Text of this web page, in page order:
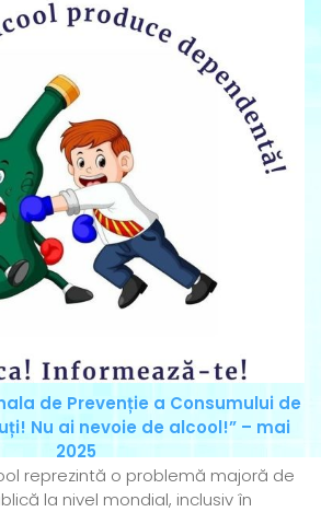
de Prevenție a Consumului de
Nu ai nevoie de alcool!” – mai
2025
reprezintă o problemă majoră de
la nivel mondial, inclusiv în